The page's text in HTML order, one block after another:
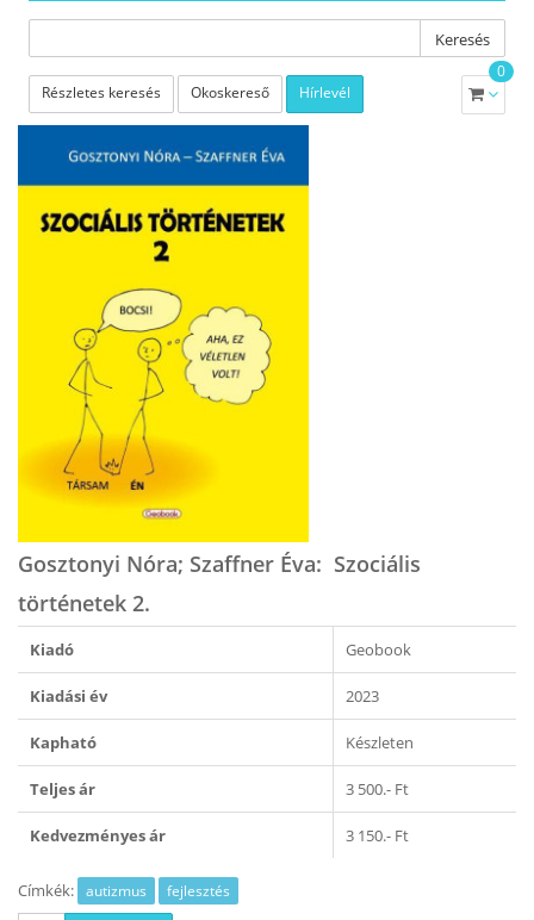
Keresés
Részletes keresés Okoskereső Hírlevél
0
Gosztonyi Nóra; Szaffner Éva: Szociális
történetek 2.
Kiadó Geobook
Kiadási év 2023
Kapható Készleten
Teljes ár 3 500.- Ft
Kedvezményes ár 3 150.- Ft
Címkék: autizmus fejlesztés